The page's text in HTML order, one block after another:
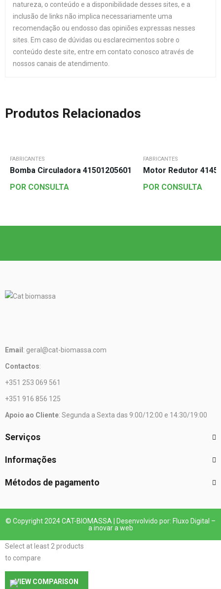
natureza, o conteúdo e a disponibilidade desses sites, e a
inclusão de links não implica necessariamente uma
recomendação ou endosso das opiniões expressas nesses
sites. Em caso de dúvidas ou esclarecimentos sobre o
conteúdo deste site, entre em contato conosco através de
nossos canais de atendimento.
Produtos Relacionados
FABRICANTES
Bomba Circuladora 41501205601
POR CONSULTA
FABRICANTES
Motor Redutor
POR CONSULTA
Email : geral@cat-biomassa.com
Contactos:
+351 253 069 561
+351 916 856 125
Apoio ao Cliente: Segunda a Sexta das 9:00/12:00 e 14:30/19:00
Serviços
Informações
Métodos de pagamento
© Copyright 2024 CAT-BIOMASSA | Desenvolvido por: Fluxo Digital –
a inovar a web
Select at least 2 products
to compare
VIEW COMPARISON